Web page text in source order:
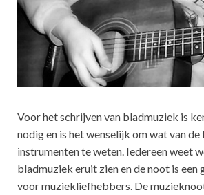
Voor het schrijven van bladmuziek is
nodig en is het wenselijk om wat van
instrumenten te weten. Iedereen weet
bladmuziek eruit zien en de noot is
voor muziekliefhebbers. De